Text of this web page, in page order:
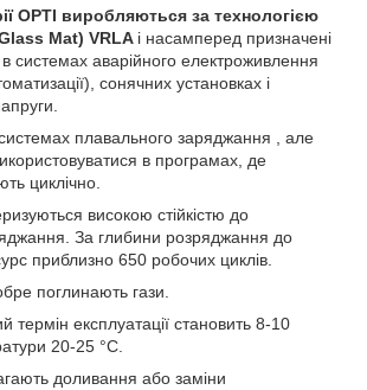
OPTI виробляються за технологією
Mat) VRLA і насамперед призначені
системах аварійного електроживлення
сонячних установках і
плавального заряджання , але
в програмах, де
циклічно.
високою стійкістю до
За глибини розряджання до
приблизно 650 робочих циклів.
поглинають гази.
термін експлуатації становить 8-10
20-25 °C.
доливання або заміни